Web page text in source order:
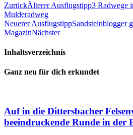
ZurückÄlterer Ausflugstipp3 Radwege
Mulderadweg
Neuerer AusflugstippSandsteinblogger
MagazinNächster
Inhaltsverzeichnis
Ganz neu für dich erkundet
Auf in die Dittersbacher
beeindruckende Runde in der